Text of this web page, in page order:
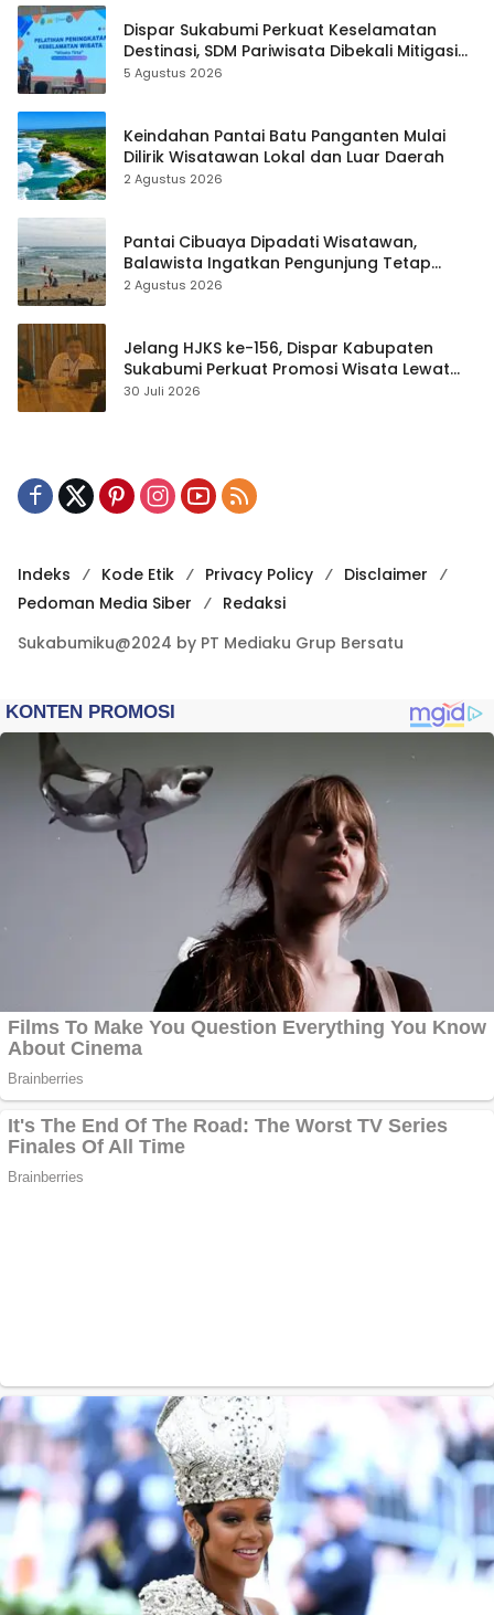
Dispar Sukabumi Perkuat Keselamatan
Destinasi, SDM Pariwisata Dibekali Mitigasi
hingga Teknik Evakuasi
5 Agustus 2026
Keindahan Pantai Batu Panganten Mulai
Dilirik Wisatawan Lokal dan Luar Daerah
2 Agustus 2026
Pantai Cibuaya Dipadati Wisatawan,
Balawista Ingatkan Pengunjung Tetap
Waspada
2 Agustus 2026
Jelang HJKS ke-156, Dispar Kabupaten
Sukabumi Perkuat Promosi Wisata Lewat
Publikasi Digital
30 Juli 2026
Indeks Kode Etik Privacy Policy
Disclaimer
Pedoman Media Siber
Redaksi
Sukabumiku@2024 by PT Mediaku Grup Bersatu